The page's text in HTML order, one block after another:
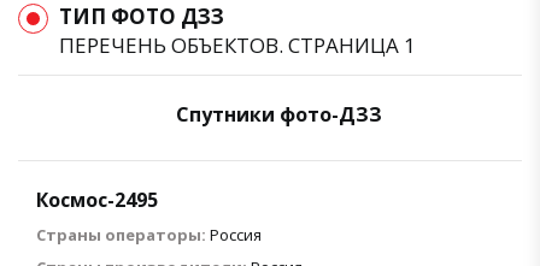
ТИП ФОТО ДЗЗ
ПЕРЕЧЕНЬ ОБЪЕКТОВ. СТРАНИЦА 1
Спутники фото-ДЗЗ
Космос-2495
Страны операторы: Россия